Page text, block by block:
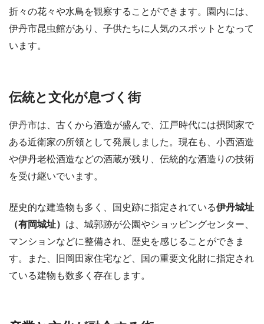
折々の花々や水鳥を観察することができます。園内には、
伊丹市昆虫館があり、子供たちに人気のスポットとなって
います。
伝統と文化が息づく街
伊丹市は、古くから酒造が盛んで、江戸時代には摂関家で
ある近衛家の所領として発展しました。現在も、小西酒造
や伊丹老松酒造などの酒蔵が残り、伝統的な酒造りの技術
を受け継いでいます。
歴史的な建造物も多く、国史跡に指定されている伊丹城址
（有岡城址） は、城郭跡が公園やショッピングセンター、
マンションなどに整備され、歴史を感じることができま
す。また、旧岡田家住宅など、国の重要文化財に指定され
ている建物も数多く存在します。